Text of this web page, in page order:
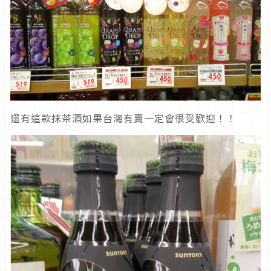
還有這款抹茶酒如果台灣有賣一定會很受歡迎！！